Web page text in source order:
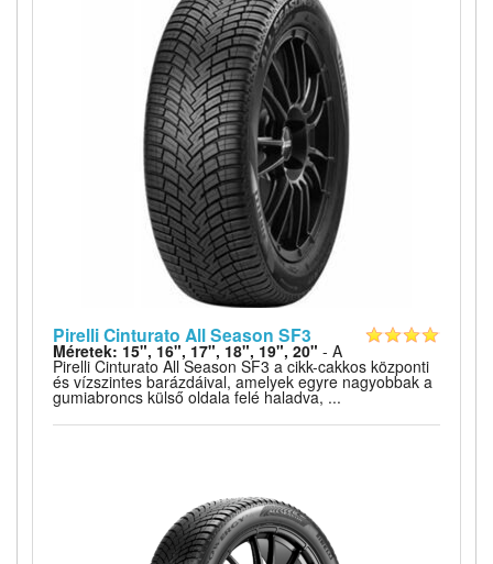
Pirelli Cinturato All Season SF3
Méretek: 15", 16", 17", 18", 19", 20" - A
Pirelli Cinturato All Season SF3 a cikk-cakkos központi
és vízszintes barázdáival, amelyek egyre nagyobbak a
gumiabroncs külső oldala felé haladva, ...